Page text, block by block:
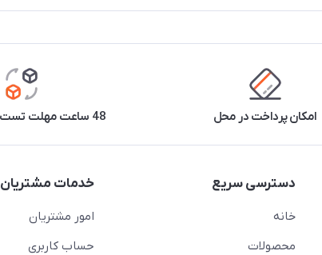
امکان پرداخت در محل 48 ساعت مهلت تست تمامی کالاها
دسترسی سریع
خانه
محصولات
خدمات مشتریان
امور مشتریان
حساب کاربری